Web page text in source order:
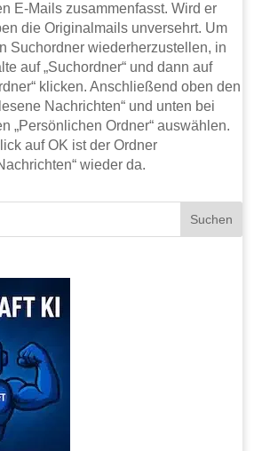
E-Mails zusammenfasst. Wird er
die Originalmails unversehrt. Um
Suchordner wiederherzustellen, in
auf „Suchordner“ und dann auf
klicken. Anschließend oben den
Nachrichten“ und unten bei
„Persönlichen Ordner“ auswählen.
auf OK ist der Ordner
wieder da.